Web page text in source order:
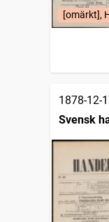
[omärkt],
1878-12-
Svensk